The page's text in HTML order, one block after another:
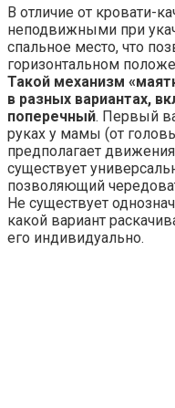
В отличие от кровати-
неподвижными при
спальное место, что
горизонтальном
Такой механизм
в разных вариантах,
поперечный. Первый
руках у мамы (от
предполагает
существует
позволяющий
Не существует
какой вариант
его индивидуально.